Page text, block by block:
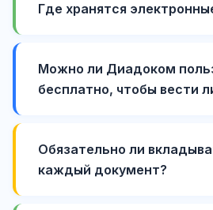
Где хранятся
Можно ли Диадоком
бесплатно, чтобы вести
Обязательно ли
каждый документ?